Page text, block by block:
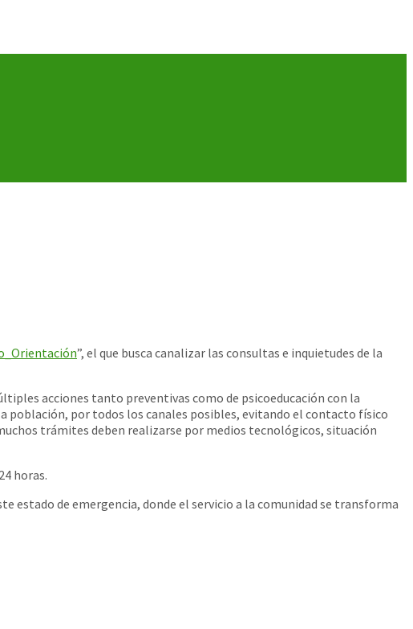
”, el que busca canalizar las consultas e inquietudes de la
acciones tanto preventivas como de psicoeducación con la
población, por todos los canales posibles, evitando el contacto físico
trámites deben realizarse por medios tecnológicos, situación
horas.
estado de emergencia, donde el servicio a la comunidad se transforma